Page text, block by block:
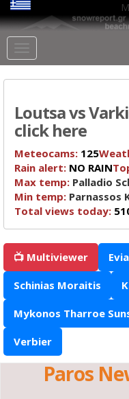
Loutsa vs
click here
Meteocams: 125
Rain alert: NO RAIN
Max temp: Palladio
Min temp: Parnassos
Total views today:
📺 Multiviewer
Schinias Moraitis
Mykonos Tharroe
Verbier
Paros